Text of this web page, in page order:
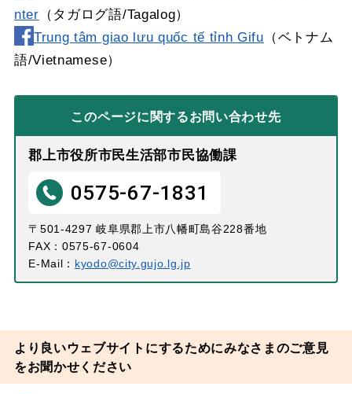
nter （タガログ語/Tagalog）
Trung tâm giao lưu quốc tế tỉnh Gifu （ベトナム
語/Vietnamese）
このページに関するお問い合わせ先
郡上市役所市民生活部市民協働課
0575-67-1831
〒501-4297 岐阜県郡上市八幡町島谷228番地
FAX：0575-67-0604
E-Mail： kyodo@city.gujo.lg.jp
より良いウェブサイトにするためにみなさまのご意見
をお聞かせください